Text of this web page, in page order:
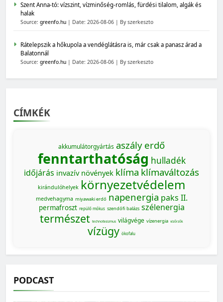
Szent Anna-tó: vízszint, vízminőség-romlás, fürdési tilalom, algák és
halak
Source: greenfo.hu Date: 2026-08-06 By szerkeszto
Rátelepszik a hőkupola a vendéglátásra is, már csak a panasz árad a
Balatonnál
Source: greenfo.hu Date: 2026-08-06 By szerkeszto
CÍMKÉK
akkumulátorgyártás aszály erdő
fenntarthatóság hulladék
időjárás invazív növények klíma klímaváltozás
kirándulóhelyek környezetvédelem
medvehagyma miyawaki erdő napenergia paks II.
permafroszt repülő mókus szendőfi balázs szélenergia
természet technofasizmus világvége vízenergia vízőrzők
vízügy ökofalu
PODCAST